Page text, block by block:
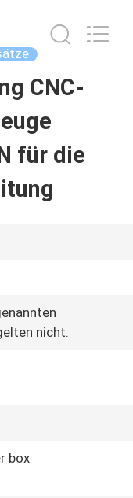
CNC-
für die
nicht.
box